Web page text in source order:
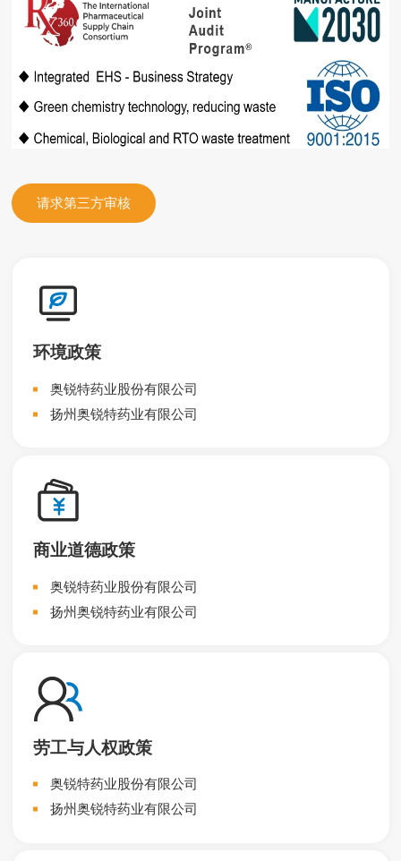
请求第三方审核
环境政策
奥锐特药业股份有限公司
扬州奥锐特药业有限公司
商业道德政策
奥锐特药业股份有限公司
扬州奥锐特药业有限公司
劳工与人权政策
奥锐特药业股份有限公司
扬州奥锐特药业有限公司